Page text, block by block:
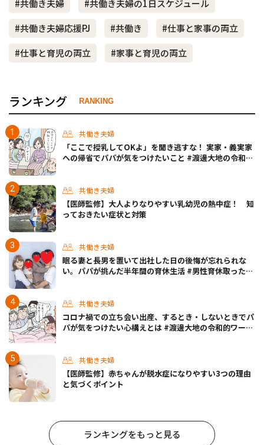
#共働き夫婦
#共働き夫婦の1日スケジュール
#共働き夫婦応援PJ
#共働き
#仕事と家事の両立
#仕事と育児の両立
#家事と育児の両立
ランキング RANKING
共働き夫婦
「ここで授乳してOKよ」を聞き逃すな！ 実家・義実家
への帰省でパパが気をつけたいこと #渡邊大地の令和的
共働き夫婦
【医師監修】大人よりなりやすい乳幼児の熱中症！ 知
っておきたい症状と対策
共働き夫婦
眠る妻と長男を置いて出社した日の後悔が忘れられな
い。パパが挑んだ半年間の育休生活 #男性育休取ったら
共働き夫婦
コロナ禍での立ち会い出産、するとき・しないときでパ
パが気をつけたい心構えとは #渡邊大地の令和的ワーパ
共働き夫婦
【医師監修】赤ちゃんが脱水症になりやすい3つの理由
と気づくポイント
ランキングをもっと見る